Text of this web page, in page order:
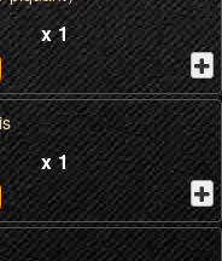
x 1
x 1